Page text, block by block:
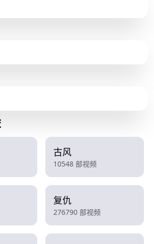
古风
10548 部视频
复仇
276790 部视频